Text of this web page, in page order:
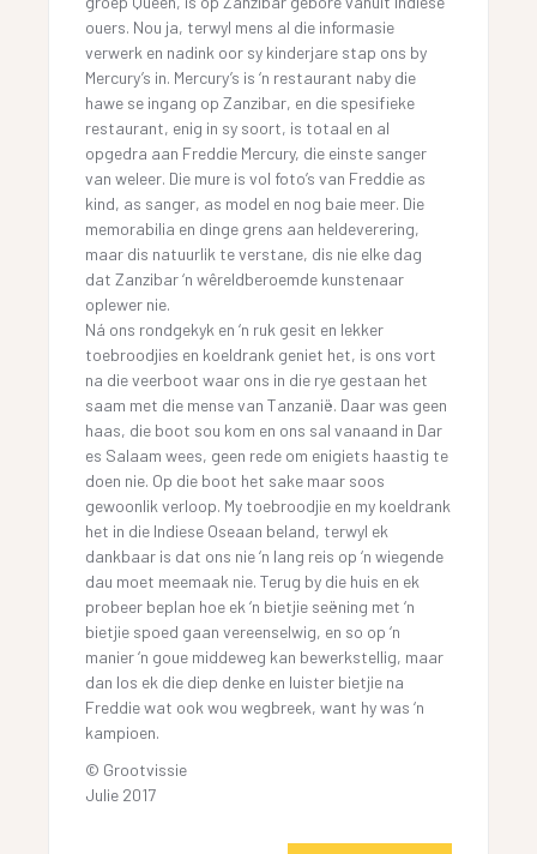
ouers. Nou ja, terwyl mens al die informasie
verwerk en nadink oor sy kinderjare stap ons by
Mercury’s in. Mercury’s is ‘n restaurant naby die
hawe se ingang op Zanzibar, en die spesifieke
restaurant, enig in sy soort, is totaal en al
opgedra aan Freddie Mercury, die einste sanger
van weleer. Die mure is vol foto’s van Freddie as
kind, as sanger, as model en nog baie meer. Die
memorabilia en dinge grens aan heldeverering,
maar dis natuurlik te verstane, dis nie elke dag
dat Zanzibar ‘n wêreldberoemde kunstenaar
oplewer nie.
Ná ons rondgekyk en ‘n ruk gesit en lekker
toebroodjies en koeldrank geniet het, is ons vort
na die veerboot waar ons in die rye gestaan het
saam met die mense van Tanzanië. Daar was geen
haas, die boot sou kom en ons sal vanaand in Dar
es Salaam wees, geen rede om enigiets haastig te
doen nie. Op die boot het sake maar soos
gewoonlik verloop. My toebroodjie en my koeldrank
het in die Indiese Oseaan beland, terwyl ek
dankbaar is dat ons nie ‘n lang reis op ‘n wiegende
dau moet meemaak nie. Terug by die huis en ek
probeer beplan hoe ek ‘n bietjie seëning met ‘n
bietjie spoed gaan vereenselwig, en so op ‘n
manier ‘n goue middeweg kan bewerkstellig, maar
dan los ek die diep denke en luister bietjie na
Freddie wat ook wou wegbreek, want hy was ‘n
kampioen.
© Grootvissie
Julie 2017